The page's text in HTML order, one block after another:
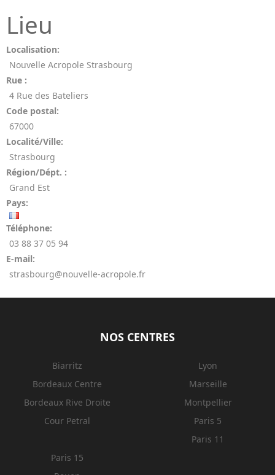
Lieu
Localisation:
Nouvelle Acropole Strasbourg
Rue :
4 Rue des Bateliers
Code postal:
67000
Localité/Ville:
Strasbourg
Région/Dépt. :
Grand Est
Pays:
Téléphone:
03 88 37 05 94
E-mail:
strasbourg@nouvelle-acropole.fr
NOS CENTRES
Biarritz
Bordeaux Centre
Bordeaux Rive Droite
Cour Petral
Lyon
Marseille
Montpellier
Paris 5
Paris 11
Paris 15